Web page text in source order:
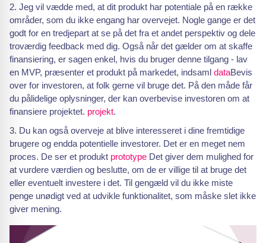
Jeg vil vædde med, at dit produkt har potentiale på en række
områder, som du ikke engang har overvejet. Nogle gange er det
godt for en tredjepart at se på det fra et andet perspektiv og dele
troværdig feedback med dig. Også når det gælder om at skaffe
finansiering, er sagen enkel, hvis du bruger denne tilgang - lav
en MVP, præsenter et produkt på markedet, indsaml dataBevis
over for investoren, at folk gerne vil bruge det. På den måde får
du pålidelige oplysninger, der kan overbevise investoren om at
finansiere projektet. projekt.
Du kan også overveje at blive interesseret i dine fremtidige
brugere og endda potentielle investorer. Det er en meget nem
proces. De ser et produkt prototype Det giver dem mulighed for
at vurdere værdien og beslutte, om de er villige til at bruge det
eller eventuelt investere i det. Til gengæld vil du ikke miste
penge unødigt ved at udvikle funktionalitet, som måske slet ikke
giver mening.